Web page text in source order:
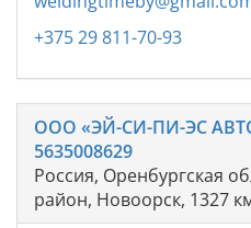
+375 29 811-70-93
ООО «ЭЙ-СИ-ПИ-ЭС
5635008629
Россия, Оренбургская
район, Новоорск, 1327